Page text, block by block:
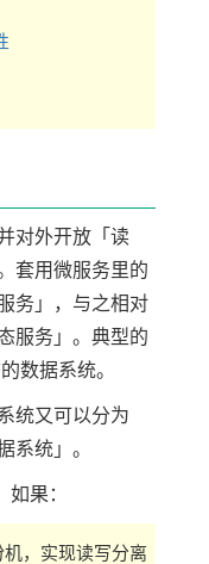
对外开放「读
套用微服务里的
务」，与之相对
服务」。典型的
数据系统。
统又可以分为
系统」。
果：
，实现读写分离